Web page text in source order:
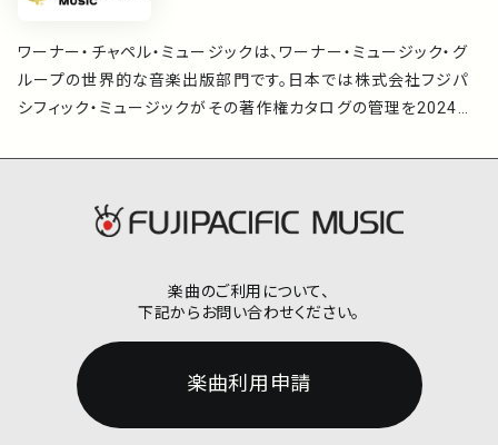
ワーナー・チャペル・ミュージックは、ワーナー・ミュージック・グ
ループの世界的な音楽出版部門です。日本では株式会社フジパ
シフィック・ミュージックがその著作権カタログの管理を2024年
楽曲のご利用について、
下記からお問い合わせください。
楽曲利用申請